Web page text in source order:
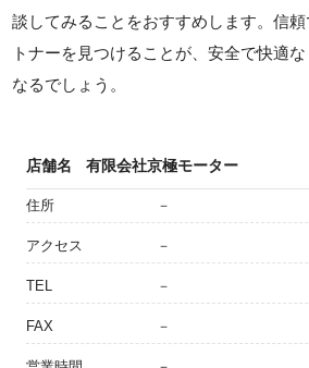
談してみることをおすすめします。信
トナーを見つけることが、安全で快適
なるでしょう。
店舗名 有限会社京極モーター
住所 －
アクセス －
TEL －
FAX －